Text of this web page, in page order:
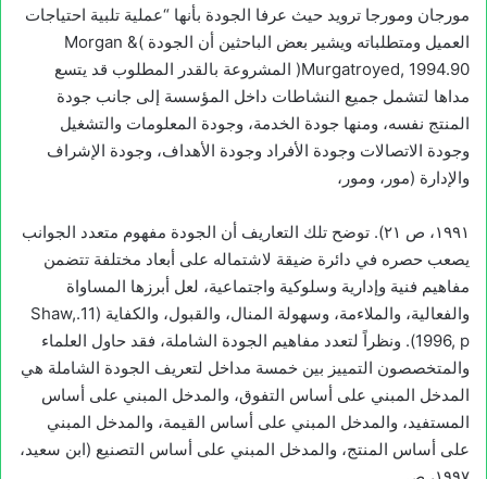
مورجان ومورجا ترويد حيث عرفا الجودة بأنها “عملية تلبية احتياجات
العميل ومتطلباته ويشير بعض الباحثين أن الجودة )Morgan &
Murgatroyed, 1994.90( المشروعة بالقدر المطلوب قد يتسع
مداها لتشمل جميع النشاطات داخل المؤسسة إلى جانب جودة
المنتج نفسه، ومنها جودة الخدمة، وجودة المعلومات والتشغيل
وجودة الاتصالات وجودة الأفراد وجودة الأهداف، وجودة الإشراف
والإدارة (مور، ومور،
۱۹۹۱، ص ۲۱). توضح تلك التعاريف أن الجودة مفهوم متعدد الجوانب
يصعب حصره في دائرة ضيقة لاشتماله على أبعاد مختلفة تتضمن
مفاهيم فنية وإدارية وسلوكية واجتماعية، لعل أبرزها المساواة
والفعالية، والملاءمة، وسهولة المنال، والقبول، والكفاية (11.Shaw,
1996, p). ونظراً لتعدد مفاهيم الجودة الشاملة، فقد حاول العلماء
والمتخصصون التمييز بين خمسة مداخل لتعريف الجودة الشاملة هي
المدخل المبني على أساس التفوق، والمدخل المبني على أساس
المستفيد، والمدخل المبني على أساس القيمة، والمدخل المبني
على أساس المنتج، والمدخل المبني على أساس التصنيع (ابن سعید،